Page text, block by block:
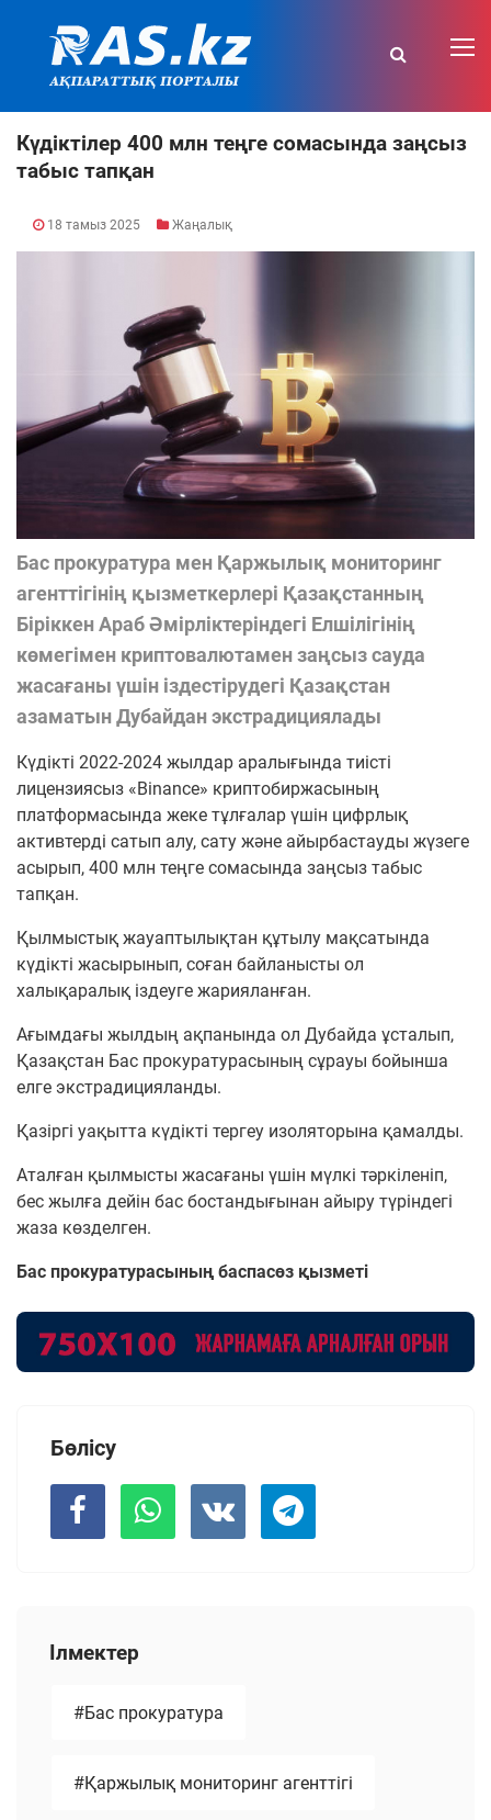
Күдіктілер 400 млн теңге сомасында заңсыз
табыс тапқан
18 тамыз 2025 Жаңалық
Бас прокуратура мен Қаржылық мониторинг
агенттігінің қызметкерлері Қазақстанның
Біріккен Араб Әмірліктеріндегі Елшілігінің
көмегімен криптовалютамен заңсыз сауда
жасағаны үшін іздестірудегі Қазақстан
азаматын Дубайдан экстрадициялады
Күдікті 2022-2024 жылдар аралығында тиісті
лицензиясыз «Binance» криптобиржасының
платформасында жеке тұлғалар үшін цифрлық
активтерді сатып алу, сату және айырбастауды жүзеге
асырып, 400 млн теңге сомасында заңсыз табыс
тапқан.
Қылмыстық жауаптылықтан құтылу мақсатында
күдікті жасырынып, соған байланысты ол
халықаралық іздеуге жарияланған.
Ағымдағы жылдың ақпанында ол Дубайда ұсталып,
Қазақстан Бас прокуратурасының сұрауы бойынша
елге экстрадицияланды.
Қазіргі уақытта күдікті тергеу изоляторына қамалды.
Аталған қылмысты жасағаны үшін мүлкі тәркіленіп,
бес жылға дейін бас бостандығынан айыру түріндегі
жаза көзделген.
Бас прокуратурасының баспасөз қызметі
Бөлісу
Ілмектер
#Бас прокуратура
#Қаржылық мониторинг агенттігі